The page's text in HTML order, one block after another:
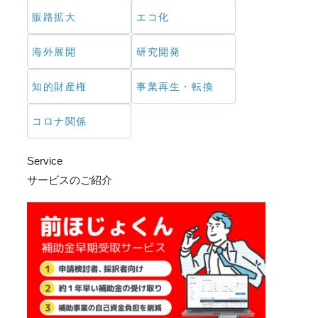
販路拡大 エコ化
海外展開 研究開発
知的財産権 事業再生・転換
コロナ関係
Service
サービスのご紹介